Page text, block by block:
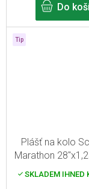
Do
Tip
Plášť na kolo
Marathon
SKLADEM IHNED